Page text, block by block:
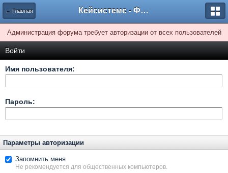
← Главная Кейсистемс - Форумы
Администрация форума требует авторизации от всех пользователей
Войти
Имя пользователя:
Пароль:
Параметры авторизации
Запомнить меня
Не рекомендуется для общественных компьютеров.